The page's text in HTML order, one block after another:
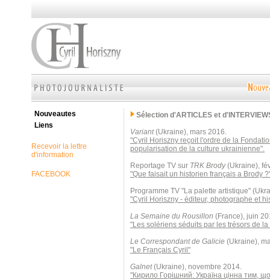
Nouveautes
Liens
Recevoir la lettre
d'information
FACEBOOK
Sélection d'ARTICLES et
Variant(Ukraine), mars 2016.
"Cyril Horiszny reçoit l'ordre de la
popularisation de la culture ukrainienne".
Reportage TV sur TRK Brody(Ukraine),
"Que faisait un historien français a Brody
Programme TV "La palette artistique"
"Cyril Horiszny - éditeur, photographe et
La Semaine du Rousillon (France), juin
"Les solériens séduits par les trésors de
Le Correspondant de Galicie (Ukraine),
"Le Français Cyril"
Galnet(Ukraine), novembre 2014.
"Кирило Горішний: Україна цінна тим,